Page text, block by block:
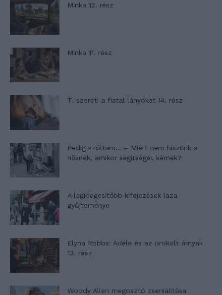
Minka 12. rész
Minka 11. rész
T. szereti a fiatal lányokat 14. rész
Pedig szóltam… – Miért nem hiszünk a
nőknek, amikor segítséget kérnek?
A legidegesítőbb kifejezések laza
gyűjteménye
Elyna Robbs: Adéle és az örökölt árnyak
13. rész
Woody Allen megosztó zsenialitása